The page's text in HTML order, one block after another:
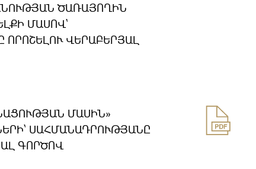
ԾԱՌԱՅՈՂԻՆ
ՄԱՍՈՎ`
ՎԵՐԱԲԵՐՅԱԼ
ՄԱՍԻՆ»
ՍԱՀՄԱՆԱԴՐՈՒԹՅԱՆԸ
ԳՈՐԾՈՎ